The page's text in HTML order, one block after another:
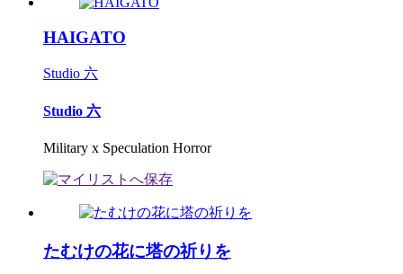
HAIGATO
Studio 六
Studio 六
Military x Speculation Horror
たむけの花に塔の祈りを